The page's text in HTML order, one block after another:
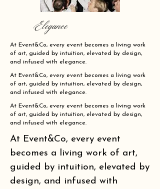
Elegance
At Event&Co, every event becomes a living work
of art, guided by intuition, elevated by design,
and infused with elegance.
At Event&Co, every event becomes a living work
of art, guided by intuition, elevated by design,
and infused with elegance.
At Event&Co, every event becomes a living work
of art, guided by intuition, elevated by design,
and infused with elegance.
At Event&Co, every event
becomes a living work of art,
guided by intuition, elevated by
design, and infused with